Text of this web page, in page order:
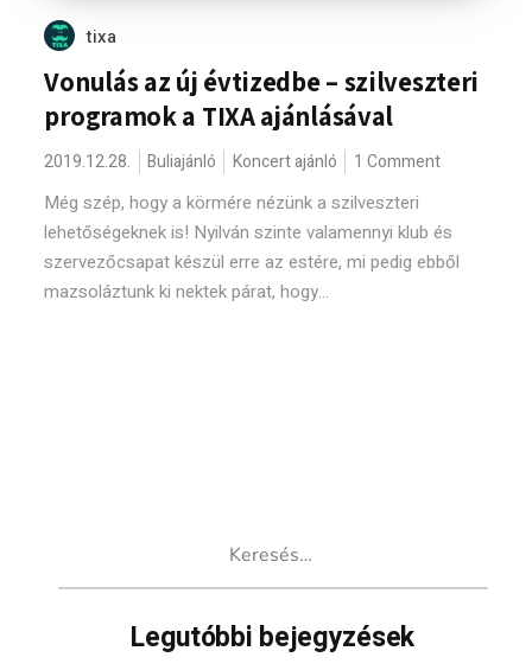
tixa
Vonulás az új évtizedbe – szilveszteri
programok a TIXA ajánlásával
2019.12.28. Buliajánló Koncert ajánló 1 Comment
Még szép, hogy a körmére nézünk a szilveszteri
lehetőségeknek is! Nyilván szinte valamennyi klub és
szervezőcsapat készül erre az estére, mi pedig ebből
mazsoláztunk ki nektek párat, hogy...
Legutóbbi bejegyzések